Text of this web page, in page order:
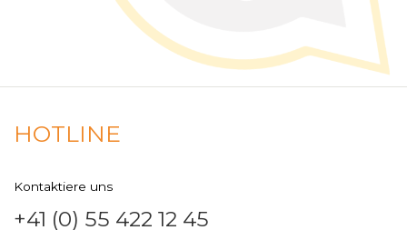
HOTLINE
Kontaktiere uns
+41 (0) 55 422 12 45